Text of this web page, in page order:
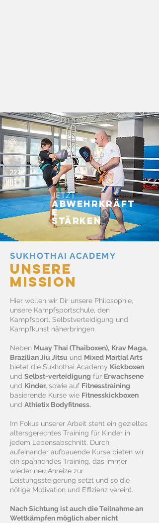
JETZT
ABWEHRKRÄFT
E
STÄRKEN
SUKHOTHAI ACADEMY
UNSERE
MISSION
Hier wollen wir Dir unsere Philosophie,
unsere Kampfsportschule, den
Kampfsport, Selbstverteidigung und
Kampfkunst näherbringen.
Neben Muay Thai (Thaiboxen), Krav Maga,
Brazilian Jiu Jitsu und Mixed Martial Arts
bietet die Sukhothai Academy Kickboxen
und Selbst-verteidigung für Erwachsene
und Kinder, sowie auf Fitnesstraining
basierende Kurse wie Fitnesskickboxen
und Athletix Bodyfitness.
Im Fokus unserer Arbeit steht ein gezieltes
altersgerechtes Training für Kinder in
jedem Lebensabschnitt. Durch
aufeinander aufbauende Kurse bieten wir
ein spannendes Training, das immer
wieder neu Anreize zur
Leistungssteigerung setzt und so die
nötige Motivation und Effizienz vereint.
Nach Sichtung ist auch die Teilnahme an
Wettkämpfen möglich aber nicht